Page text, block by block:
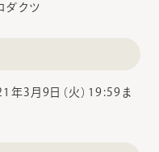
ダクツ
年3月9日（火）19:59ま